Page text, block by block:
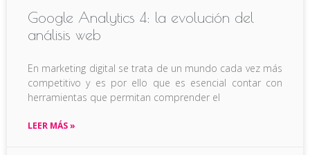
Google Analytics 4: la evolución del
análisis web
En marketing digital se trata de un mundo cada vez más
competitivo y es por ello que es esencial contar con
herramientas que permitan comprender el
LEER MÁS »